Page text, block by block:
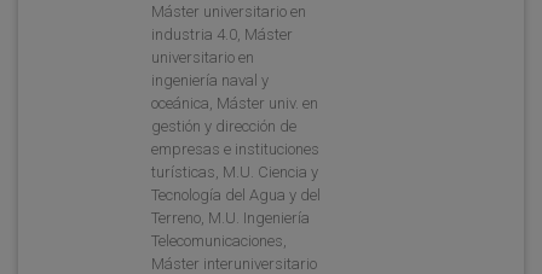
Máster universitario en
industria 4.0, Máster
universitario en
ingeniería naval y
oceánica, Máster univ. en
gestión y dirección de
empresas e instituciones
turísticas, M.U. Ciencia y
Tecnología del Agua y del
Terreno, M.U. Ingeniería
Telecomunicaciones,
Máster interuniversitario